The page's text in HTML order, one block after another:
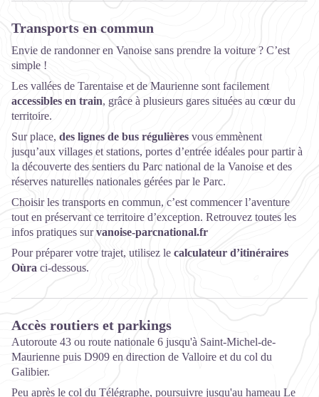
Transports en commun
Envie de randonner en Vanoise sans prendre la voiture ? C’est
simple !
Les vallées de Tarentaise et de Maurienne sont facilement
accessibles en train, grâce à plusieurs gares situées au cœur du
territoire.
Sur place, des lignes de bus régulières vous emmènent
jusqu’aux villages et stations, portes d’entrée idéales pour partir à
la découverte des sentiers du Parc national de la Vanoise et des
réserves naturelles nationales gérées par le Parc.
Choisir les transports en commun, c’est commencer l’aventure
tout en préservant ce territoire d’exception. Retrouvez toutes les
infos pratiques survanoise-parcnational.fr
Pour préparer votre trajet, utilisez le calculateur d’itinéraires
Oùra ci-dessous.
Accès routiers et parkings
Autoroute 43 ou route nationale 6 jusqu'à Saint-Michel-de-
Maurienne puis D909 en direction de Valloire et du col du
Galibier.
Peu après le col du Télégraphe, poursuivre jusqu'au hameau Le